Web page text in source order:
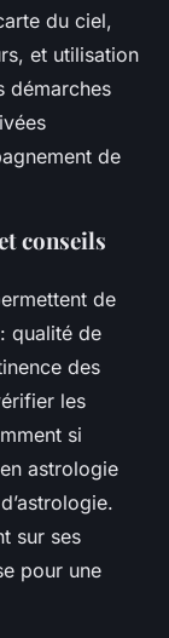
du ciel,
et utilisation
démarches
de
conseils
de
qualité de
des
les
si
astrologie
sur ses
pour une